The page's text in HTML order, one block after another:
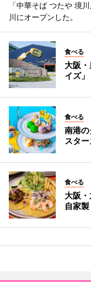
「中華そば つたや 境
川にオープンした。
食べる
大阪
イズ
食べる
南港
スタ
食べる
大阪
自家